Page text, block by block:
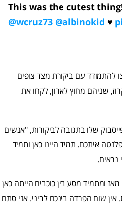
This was the cutest
@wcruz73 @albinokid ♥️
עם ביקורת מצד צופים
שניהם מחוץ לארון, לקחו את
שלו בתגובה לביקורות, "אנשים
איתכם. תמיד היינו כאן ותמיד
נראים.
ומתמיד מסע בין כוכבים הייתה כאן
שום הפרדה בינכם לביני. אני סתם